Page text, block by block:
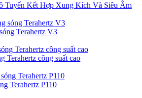
Tuyến Kết Hợp Xung Kích Và Siêu Âm
Terahertz V3
Terahertz công suất cao
Terahertz P110